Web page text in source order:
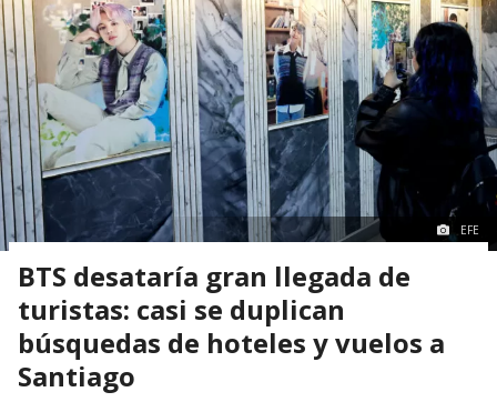
EFE
BTS desataría gran llegada de
turistas: casi se duplican
búsquedas de hoteles y vuelos a
Santiago